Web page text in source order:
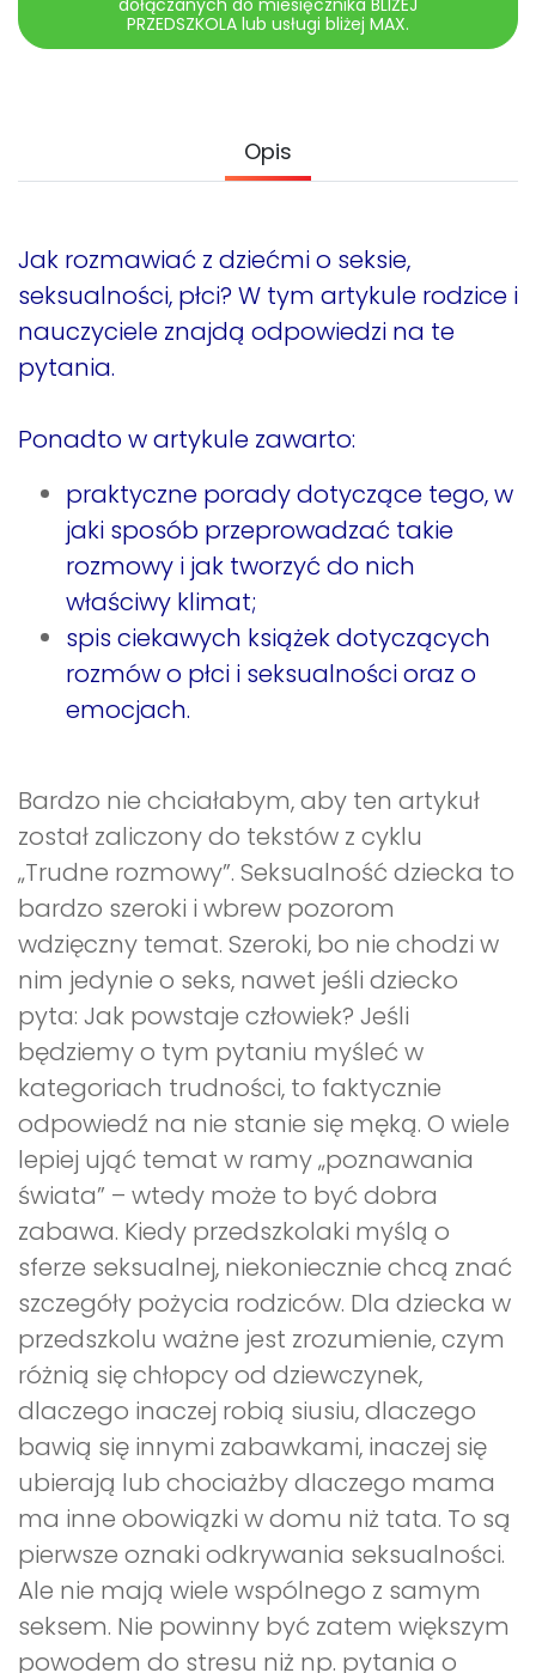
Pomoc
Promocje
dołączanych do miesięcznika BLIŻEJ
PRZEDSZKOLA lub usługi bliżej MAX.
Opis
Jak rozmawiać z dziećmi o seksie,
seksualności, płci? W tym artykule rodzice i
nauczyciele znajdą odpowiedzi na te
pytania.
Ponadto w artykule zawarto:
praktyczne porady dotyczące tego, w
jaki sposób przeprowadzać takie
rozmowy i jak tworzyć do nich
właściwy klimat;
spis ciekawych książek dotyczących
rozmów o płci i seksualności oraz o
emocjach.
Bardzo nie chciałabym, aby ten artykuł
został zaliczony do tekstów z cyklu
„Trudne rozmowy”. Seksualność dziecka to
bardzo szeroki i wbrew pozorom
wdzięczny temat. Szeroki, bo nie chodzi w
nim jedynie o seks, nawet jeśli dziecko
pyta: Jak powstaje człowiek? Jeśli
będziemy o tym pytaniu myśleć w
kategoriach trudności, to faktycznie
odpowiedź na nie stanie się męką. O wiele
lepiej ująć temat w ramy „poznawania
świata” – wtedy może to być dobra
zabawa. Kiedy przedszkolaki myślą o
sferze seksualnej, niekoniecznie chcą znać
szczegóły pożycia rodziców. Dla dziecka w
przedszkolu ważne jest zrozumienie, czym
różnią się chłopcy od dziewczynek,
dlaczego inaczej robią siusiu, dlaczego
bawią się innymi zabawkami, inaczej się
ubierają lub chociażby dlaczego mama
ma inne obowiązki w domu niż tata. To są
pierwsze oznaki odkrywania seksualności.
Ale nie mają wiele wspólnego z samym
seksem. Nie powinny być zatem większym
powodem do stresu niż np. pytania o